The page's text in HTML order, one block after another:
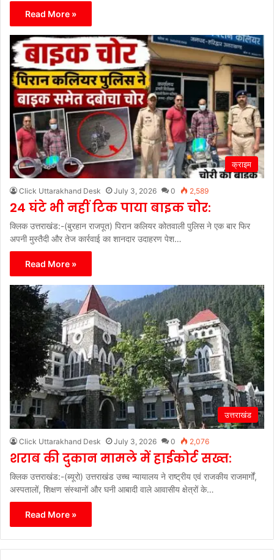
Read More »
क्राइम
Click Uttarakhand Desk July 3, 2026 0 2,589
24 घंटे भी नहीं टिक पाया बाइक चोर:
क्लिक उत्तराखंड:-(बुरहान राजपूत) पिरान कलियर कोतवाली पुलिस ने एक बार फिर
अपनी मुस्तैदी और तेज कार्रवाई का शानदार उदाहरण पेश…
Read More »
उत्तराखंड
Click Uttarakhand Desk July 3, 2026 0 2,076
शराब की दुकान मामले में हाईकोर्ट सख्त:
क्लिक उत्तराखंड:-(ब्यूरो) उत्तराखंड उच्च न्यायालय ने राष्ट्रीय एवं राजकीय राजमार्गों,
अस्पतालों, शिक्षण संस्थानों और घनी आबादी वाले आवासीय क्षेत्रों के…
Read More »